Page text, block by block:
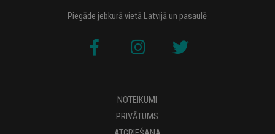
Piegāde jebkurā vietā Latvijā un pasaulē
NOTEIKUMI
PRIVĀTUMS